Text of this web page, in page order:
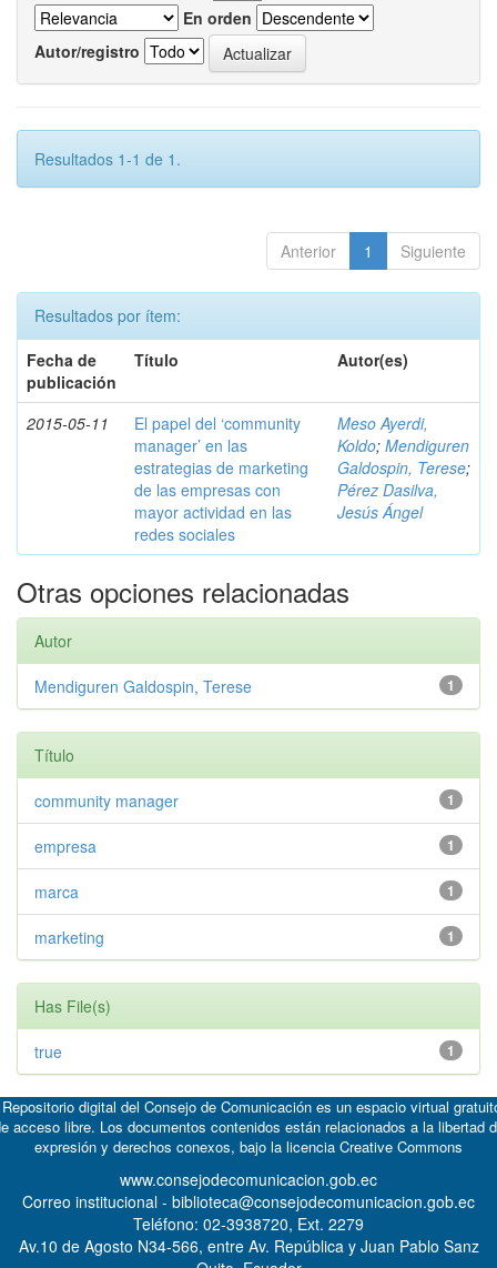
En orden
Autor/registro
Resultados 1-1 de 1.
Anterior 1 Siguiente
Resultados por ítem:
Fecha de
publicación
Título Autor(es)
2015-05-11
El papel del ‘community
manager’ en las
estrategias de marketing
de las empresas con
mayor actividad en las
redes sociales
Meso Ayerdi,
Koldo; Mendiguren
Galdospin, Terese;
Pérez Dasilva,
Jesús Ángel
Otras opciones relacionadas
Autor
1
Mendiguren Galdospin, Terese
Título
1
community manager
1
empresa
1
marca
1
marketing
Has File(s)
1
true
digital del Consejo de Comunicación es un espacio virtual
acceso libre. Los documentos contenidos están relacionados a la libertad
expresión y derechos conexos, bajo la licencia Creative Commons
www.consejodecomunicacion.gob.ec
Correo institucional - biblioteca@consejodecomunicacion.gob.ec
Teléfono: 02-3938720, Ext. 2279
Av.10 de Agosto N34-566, entre Av. República y Juan Pablo Sanz